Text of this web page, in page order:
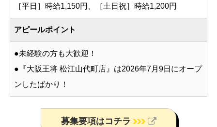
［平日］時給1,150円、［土日祝］時給1,200円
アピールポイント
●未経験の方も大歓迎！
●『大阪王将 松江山代町店』は2026年7月9日にオープ
ンしたばかり！
募集要項はコチラ